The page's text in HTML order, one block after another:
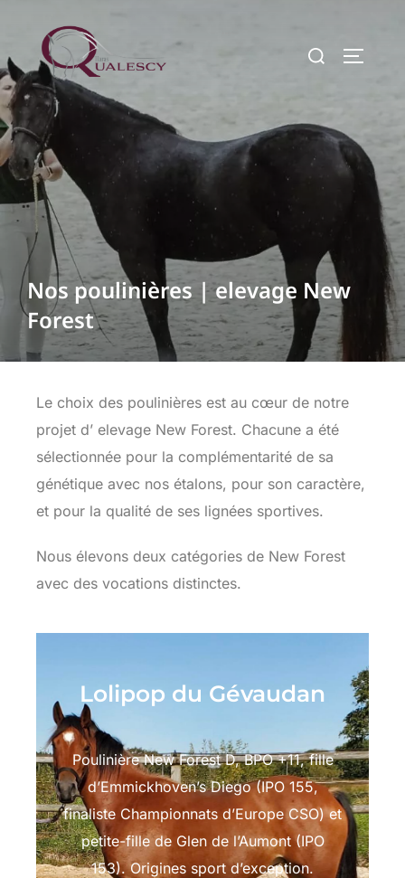
Nos poulinières | elevage New
Forest
Le choix des poulinières est au cœur de notre
projet d’ elevage New Forest. Chacune a été
sélectionnée pour la complémentarité de sa
génétique avec nos étalons, pour son caractère,
et pour la qualité de ses lignées sportives.
Nous élevons deux catégories de New Forest
avec des vocations distinctes.
Lolipop du Gévaudan
Poulinière New Forest D, BPO +11, fille
d’Emmickhoven’s Diego (IPO 155,
finaliste Championnats d’Europe CSO) et
petite-fille de Glen de l’Aumont (IPO
153). Origines sport d’exception.